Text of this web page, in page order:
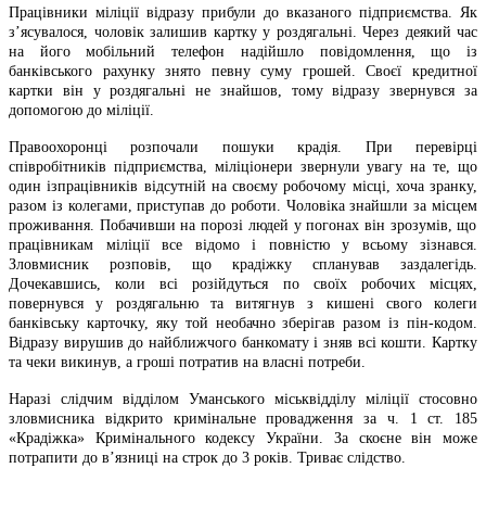
Працівники міліції відразу прибули до вказаного підприємства. Як
з’ясувалося, чоловік залишив карткуу роздягальні. Через деякий час
на його мобільний телефон надійшло повідомлення,що
із
банківського
рахунку знято певнусуму грошей.Своєї
кредитної
картки
він у роздягальні не знайшов, томувідразу звернувся за
допомогою до міліції.
Правоохоронці розпочали пошуки крадія. Приперевірці
співробітників підприємства, міліціонери звернули увагу на те,що
одинізпрацівників відсутній на своєму робочому місці, хоча зранку,
разом із колегами, приступав до роботи. Чоловіка знайшли замісцем
проживання. Побачивши напорозі людей упогонах він зрозумів,що
працівникам
міліціївсе відомо і повністюу всьому зізнався.
Зловмисник
розповів, що крадіжку спланував заздалегідь.
Дочекавшись, коливсі розійдуться по своїх робочих місцях,
повернувся
у роздягальнюта витягнув з кишені свого
колеги
банківську карточку, яку той необачно зберігав разоміз пін-кодом.
Відразу вирушив донайближчого банкоматуі зняв всі кошти.Картку
та чеки викинув, а гроші потратив на власні потреби.
Наразі слідчим відділом Уманського міськвідділу міліції стосовно
зловмисника
відкрито кримінальне провадження за ч. 1 ст. 185
«Крадіжка» КримінальногокодексуУкраїни. За скоєне він
може
потрапити до в’язниці на строк до 3 років. Триває слідство.